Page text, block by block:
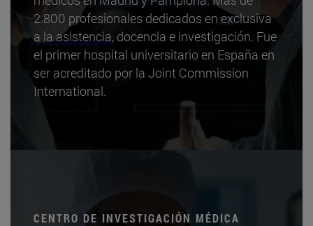
2.800 profesionales dedicados en exclusiva
a la asistencia, docencia e investigación. Fue
el primer hospital universitario en España en
ser acreditado por la Joint Commission
International.
CENTRO DE INVESTIGACIÓN MÉDICA